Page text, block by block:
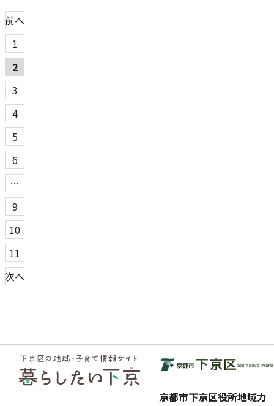
投
稿
の
ペー
ジ
り
前へ
1
2
3
4
5
6
…
9
10
11
次へ
フッ
ター
京都市下京区役所地域力